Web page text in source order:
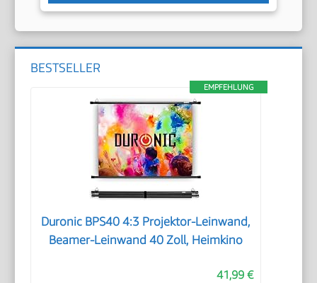
BESTSELLER
EMPFEHLUNG
Duronic BPS40 4:3 Projektor-Leinwand,
Beamer-Leinwand 40 Zoll, Heimkino
41,99 €